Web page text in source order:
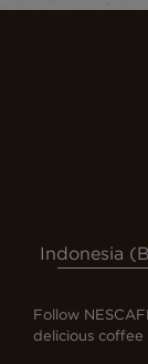
Indonesia
Follow
delicious